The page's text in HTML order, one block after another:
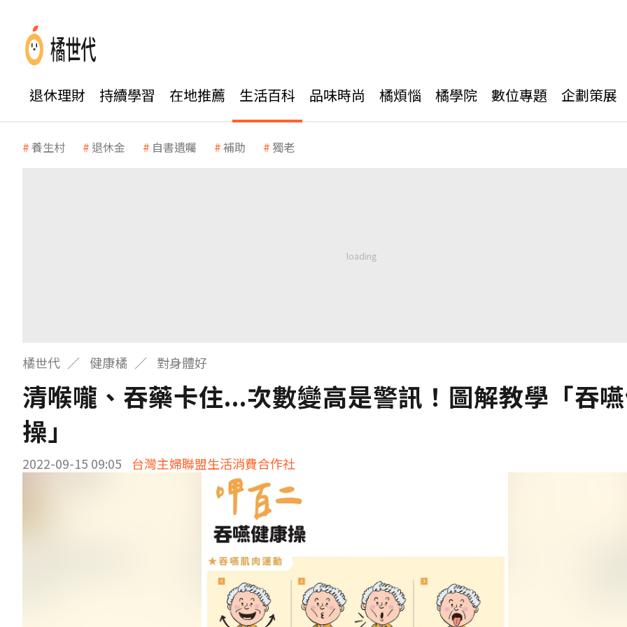
退休理財 持續學習 在地推薦 生活百科 品味時尚 橘煩惱 橘學院 數位專題 企劃策展
養生村 退休金 自書遺囑 補助 獨老
橘世代 健康橘 對身體好
清喉嚨、吞藥卡住...次數變高是警訊！圖解教學「吞
操」
2022-09-15 09:05 台灣主婦聯盟生活消費合作社